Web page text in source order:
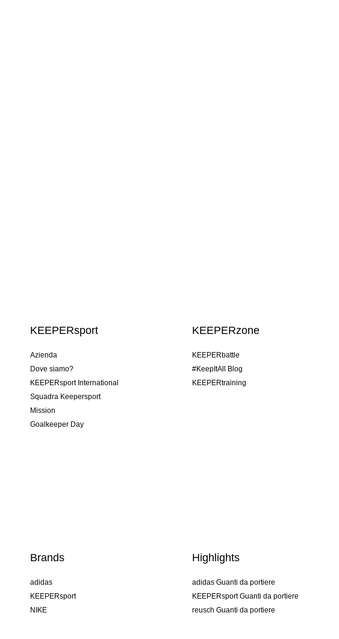
KEEPERsport
Azienda
Dove siamo?
KEEPERsport International
Squadra Keepersport
Mission
Goalkeeper Day
KEEPERzone
KEEPERbattle
#KeepItAll Blog
KEEPERtraining
Brands
adidas
KEEPERsport
NIKE
Highlights
adidas Guanti da portiere
KEEPERsport Guanti da portiere
reusch Guanti da portiere